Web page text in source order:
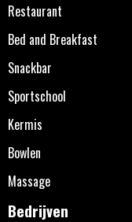
Restaurant
Bed and Breakfast
Snackbar
Sportschool
Kermis
Bowlen
Massage
Bedrijven